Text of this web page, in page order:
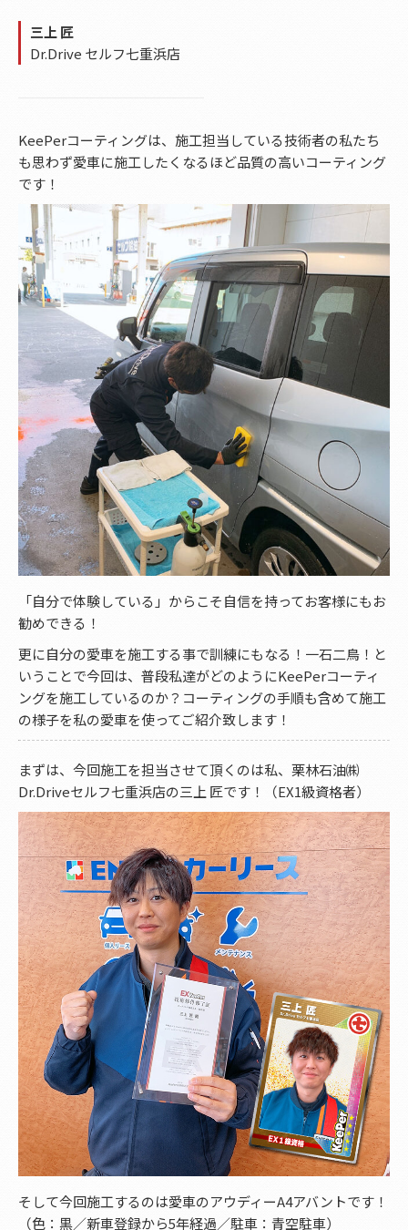
三上 匠
Dr.Drive セルフ七重浜店
KeePerコーティングは、施工担当している技術者の私たち
も思わず愛車に施工したくなるほど品質の高いコーティング
です！
「自分で体験している」からこそ自信を持ってお客様にもお
勧めできる！
更に自分の愛車を施工する事で訓練にもなる！一石二鳥！と
いうことで今回は、普段私達がどのようにKeePerコーティ
ングを施工しているのか？コーティングの手順も含めて施工
の様子を私の愛車を使ってご紹介致します！
まずは、今回施工を担当させて頂くのは私、栗林石油㈱
Dr.Driveセルフ七重浜店の三上 匠です！（EX1級資格者）
そして今回施工するのは愛車のアウディーA4アバントです！
（色：黒／新車登録から5年経過／駐車：青空駐車）